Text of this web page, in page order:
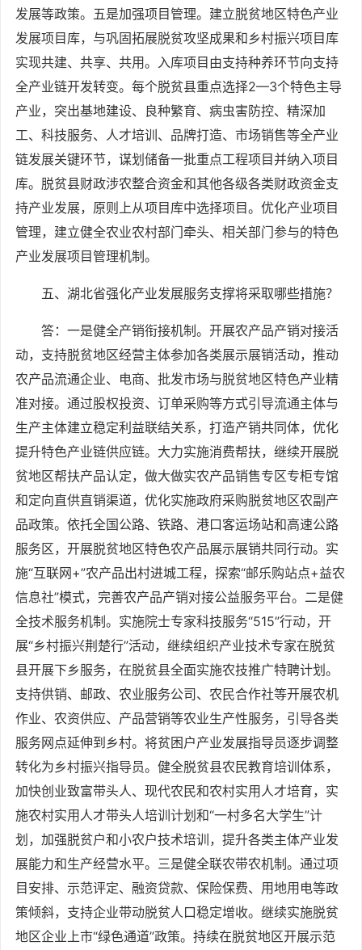
发展等政策。五是加强项目管理。建立脱贫地区特色产业
发展项目库，与巩固拓展脱贫攻坚成果和乡村振兴项目库
实现共建、共享、共用。入库项目由支持种养环节向支持
全产业链开发转变。每个脱贫县重点选择2—3个特色主导
产业，突出基地建设、良种繁育、病虫害防控、精深加
工、科技服务、人才培训、品牌打造、市场销售等全产业
链发展关键环节，谋划储备一批重点工程项目并纳入项目
库。脱贫县财政涉农整合资金和其他各级各类财政资金支
持产业发展，原则上从项目库中选择项目。优化产业项目
管理，建立健全农业农村部门牵头、相关部门参与的特色
产业发展项目管理机制。
五、湖北省强化产业发展服务支撑将采取哪些措施？
答：一是健全产销衔接机制。开展农产品产销对接活
动，支持脱贫地区经营主体参加各类展示展销活动，推动
农产品流通企业、电商、批发市场与脱贫地区特色产业精
准对接。通过股权投资、订单采购等方式引导流通主体与
生产主体建立稳定利益联结关系，打造产销共同体，优化
提升特色产业链供应链。大力实施消费帮扶，继续开展脱
贫地区帮扶产品认定，做大做实农产品销售专区专柜专馆
和定向直供直销渠道，优化实施政府采购脱贫地区农副产
品政策。依托全国公路、铁路、港口客运场站和高速公路
服务区，开展脱贫地区特色农产品展示展销共同行动。实
施“互联网+”农产品出村进城工程，探索“邮乐购站点+益农
信息社”模式，完善农产品产销对接公益服务平台。二是健
全技术服务机制。实施院士专家科技服务“515”行动，开
展“乡村振兴荆楚行”活动，继续组织产业技术专家在脱贫
县开展下乡服务，在脱贫县全面实施农技推广特聘计划。
支持供销、邮政、农业服务公司、农民合作社等开展农机
作业、农资供应、产品营销等农业生产性服务，引导各类
服务网点延伸到乡村。将贫困户产业发展指导员逐步调整
转化为乡村振兴指导员。健全脱贫县农民教育培训体系，
加快创业致富带头人、现代农民和农村实用人才培育，实
施农村实用人才带头人培训计划和“一村多名大学生”计
划，加强脱贫户和小农户技术培训，提升各类主体产业发
展能力和生产经营水平。三是健全联农带农机制。通过项
目安排、示范评定、融资贷款、保险保费、用地用电等政
策倾斜，支持企业带动脱贫人口稳定增收。继续实施脱贫
地区企业上市“绿色通道”政策。持续在脱贫地区开展示范